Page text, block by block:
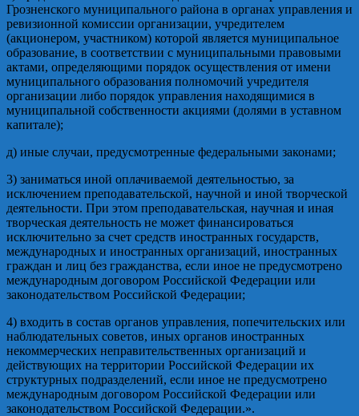
Грозненского муниципального района в органах управления и
ревизионной комиссии организации, учредителем
(акционером, участником) которой является муниципальное
образование, в соответствии с муниципальными правовыми
актами, определяющими порядок осуществления от имени
муниципального образования полномочий учредителя
организации либо порядок управления находящимися в
муниципальной собственности акциями (долями в уставном
капитале);
д) иные случаи, предусмотренные федеральными законами;
3) заниматься иной оплачиваемой деятельностью, за
исключением преподавательской, научной и иной творческой
деятельности. При этом преподавательская, научная и иная
творческая деятельность не может финансироваться
исключительно за счет средств иностранных государств,
международных и иностранных организаций, иностранных
граждан и лиц без гражданства, если иное не предусмотрено
международным договором Российской Федерации или
законодательством Российской Федерации;
4) входить в состав органов управления, попечительских или
наблюдательных советов, иных органов иностранных
некоммерческих неправительственных организаций и
действующих на территории Российской Федерации их
структурных подразделений, если иное не предусмотрено
международным договором Российской Федерации или
законодательством Российской Федерации.».